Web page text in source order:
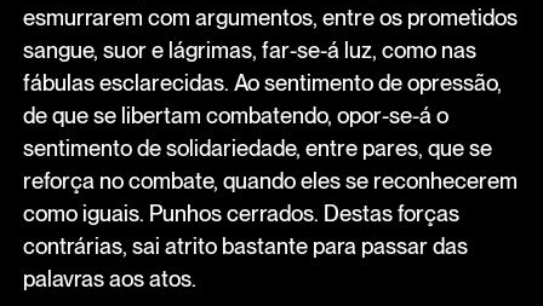
esmurrarem com argumentos, entre os prometidos
sangue, suor e lágrimas, far-se-á luz, como nas
fábulas esclarecidas. Ao sentimento de opressão,
de que se libertam combatendo, opor-se-á o
sentimento de solidariedade, entre pares, que se
reforça no combate, quando eles se reconhecerem
como iguais. Punhos cerrados. Destas forças
contrárias, sai atrito bastante para passar das
palavras aos atos.